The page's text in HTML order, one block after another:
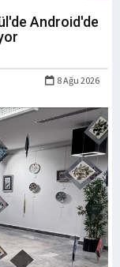
Android'de
8 Ağu 2026